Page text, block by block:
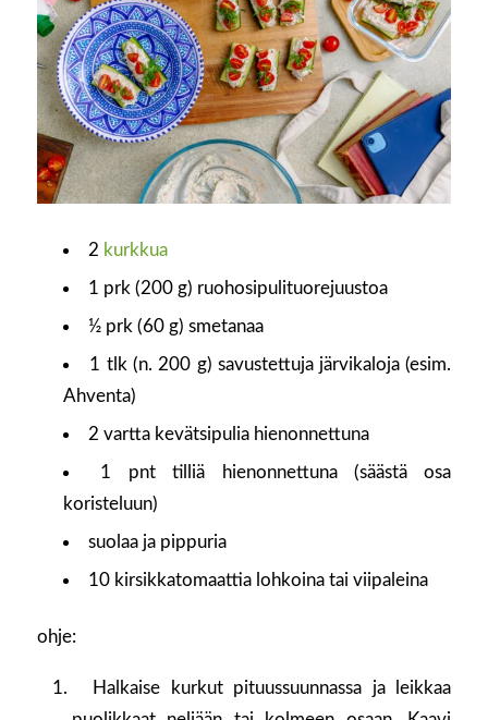
2 kurkkua
1 prk (200 g) ruohosipulituorejuustoa
½ prk (60 g) smetanaa
1 tlk (n. 200 g) savustettuja järvikaloja (esim.
Ahventa)
2 vartta kevätsipulia hienonnettuna
1 pnt tilliä hienonnettuna (säästä osa
koristeluun)
suolaa ja pippuria
10 kirsikkatomaattia lohkoina tai viipaleina
ohje:
Halkaise kurkut pituussuunnassa ja leikkaa